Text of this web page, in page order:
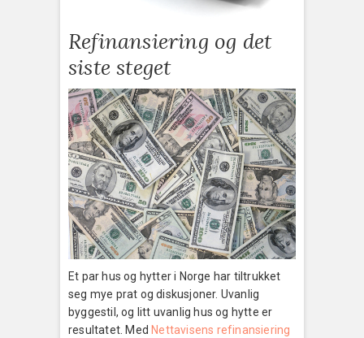
Refinansiering og det
siste steget
Et par hus og hytter i Norge har tiltrukket
seg mye prat og diskusjoner. Uvanlig
byggestil, og litt uvanlig hus og hytte er
resultatet. MedNettavisens refinansiering